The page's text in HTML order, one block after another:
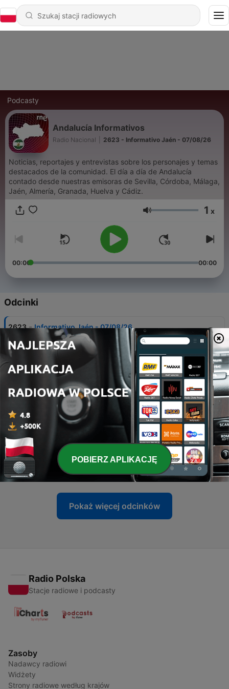
Podcasty
Andalucía Informativos
Radio Nacional 2623 - Informativo Jaén - 07/08/26
Noticias, reportajes y entrevistas sobre los personajes y temas
destacados de la comunidad. El día a día de Andalucía
contado desde nuestras emisoras de Sevilla, Córdoba, Málaga,
Jaén, Almería, Granada, Huelva y Cádiz.
Głośność 1 x
00:00 00:00
Odcinki
2623 - Informativo Jaén - 07/08/26
07 sie 2026
2622 Informativo Almería - 06/08/26
06 sie 2026
2621 - Informativo Granada - 06/08/2026
2620 - Informativo Huelva 06/08/26
06 sie 2026
2619 - Informativo Málaga 08:55H 06/08/26
06 sie 2026
Pokaż więcej odcinków
Radio Polska
Stacje radiowe i podcasty
Zasoby
Nadawcy radiowi
Widżety
Strony radiowe według krajów
POBIERZ APLIKACJĘ